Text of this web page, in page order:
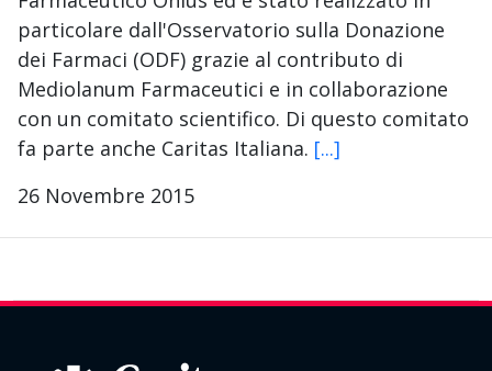
particolare dall'Osservatorio sulla Donazione
dei Farmaci (ODF) grazie al contributo di
Mediolanum Farmaceutici e in collaborazione
con un comitato scientifico. Di questo comitato
fa parte anche Caritas Italiana. [...]
26 Novembre 2015